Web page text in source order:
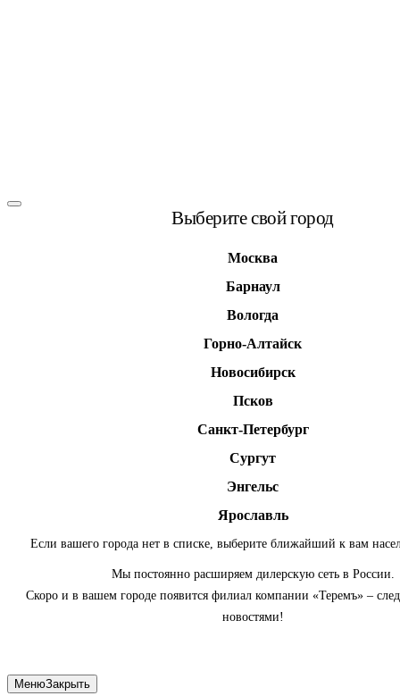
Выберите свой город
Москва
Барнаул
Вологда
Горно-Алтайск
Новосибирск
Псков
Санкт-Петербург
Сургут
Энгельс
Ярославль
Если вашего города нет в списке, выберите ближайший к вам
Мы постоянно расширяем дилерскую сеть в России.
Скоро и в вашем городе появится филиал компании «Теремъ» –
новостями!
МенюЗакрыть